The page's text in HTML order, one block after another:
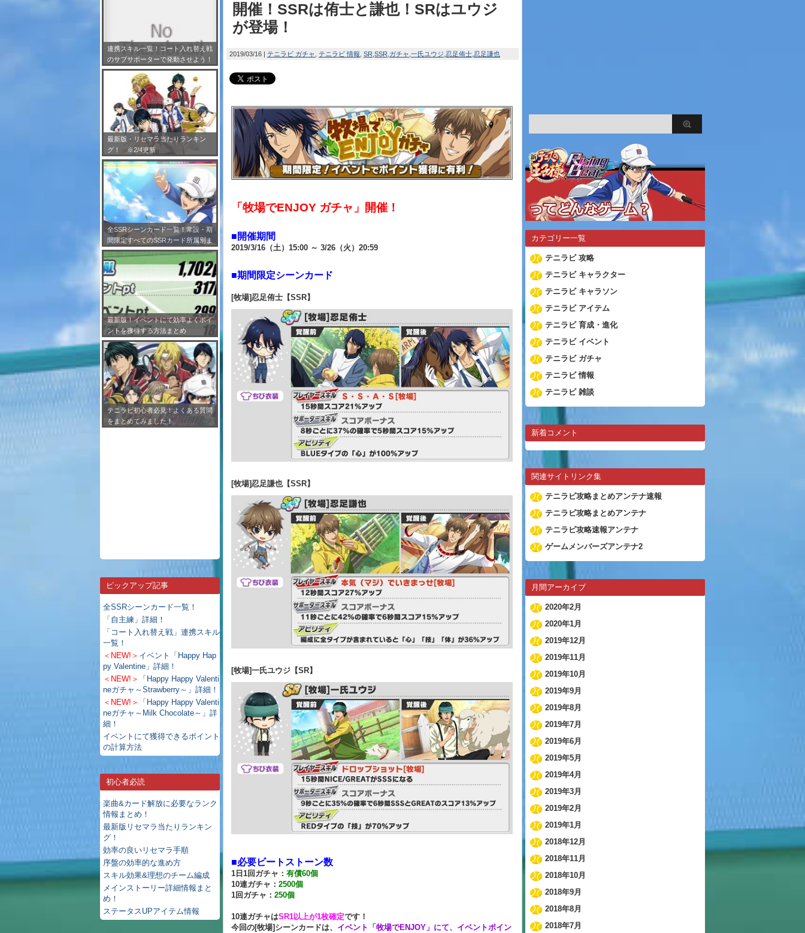
連携スキル一覧！コート入れ替え戦
のサブサポーターで発動させよう！
※7/24更新
最新版・リセマラ当たりランキン
グ！ ※2/4更新
全SSRシーンカード一覧！常設・期
間限定すべてのSSRカード所属別ま
とめ！※2/4更新
最新版！イベントにて効率よくポイ
ントを獲得する方法まとめ
テニラビ初心者必見！よくある質問
をまとめてみました！
ピックアップ記事
全SSRシーンカード一覧！
「自主練」詳細！
「コート入れ替え戦」連携スキル
一覧！
＜NEW!＞ イベント「Happy Hap
py Valentine」詳細！
＜NEW!＞
「Happy Happy Valenti
neガチャ～Strawberry～」詳細！
＜NEW!＞
「Happy Happy Valenti
neガチャ～Milk Chocolate～」詳
細！
イベントにて獲得できるポイント
の計算方法
初心者必読
楽曲&カード解放に必要なランク
情報まとめ！
最新版リセマラ当たりランキン
グ！
効率の良いリセマラ手順
序盤の効率的な進め方
スキル効果&理想のチーム編成
メインストーリー詳細情報まと
め！
ステータスUPアイテム情報
開催！SSRは侑士と謙也！SRはユウジ
が登場！
2019/03/16 テニラビ ガチャ テニラビ 情報 SR SSR ガチャ 一氏ユウジ 忍足侑士 忍足謙也
「牧場でENJOY ガチャ」開催！
■開催期間
2019/3/16（土）15:00 ～ 3/26（火）20:59
■期間限定シーンカード
[牧場]忍足侑士【SSR】
[牧場]忍足謙也【SSR】
[牧場]一氏ユウジ【SR】
■必要ビートストーン数
1日1回ガチャ： 有償60個
10連ガチャ： 2500個
1回ガチャ： 250個
10連ガチャはSR1以上が1枚確定です！
今回の[牧場]シーンカードは、 イベント「牧場でENJOY」にて、イベントポイン
カテゴリー一覧
テニラビ 攻略
テニラビ キャラクター
テニラビ キャラソン
テニラビ アイテム
テニラビ 育成・進化
テニラビ イベント
テニラビ ガチャ
テニラビ 情報
テニラビ 雑談
新着コメント
関連サイトリンク集
テニラビ攻略まとめアンテナ速報
テニラビ攻略まとめアンテナ
テニラビ攻略速報アンテナ
ゲームメンバーズアンテナ2
月間アーカイブ
2020年2月
2020年1月
2019年12月
2019年11月
2019年10月
2019年9月
2019年8月
2019年7月
2019年6月
2019年5月
2019年4月
2019年3月
2019年2月
2019年1月
2018年12月
2018年11月
2018年10月
2018年9月
2018年8月
2018年7月